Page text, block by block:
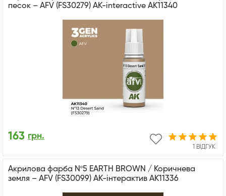
песок – AFV (FS30279) АК-interactive AK11340
1 ВІДГУК
163 грн.
Акрилова фарба Nº5 EARTH BROWN / Коричнева
земля – AFV (FS30099) АК-інтерактив AK11336